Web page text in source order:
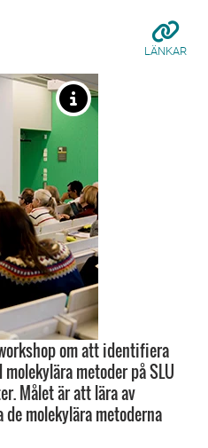
LÄNKAR
om att identifiera
metoder på SLU
Målet är att lära av
molekylära metoderna